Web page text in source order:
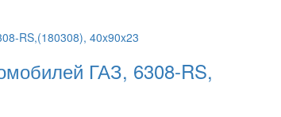
ГАЗ, 6308-RS,